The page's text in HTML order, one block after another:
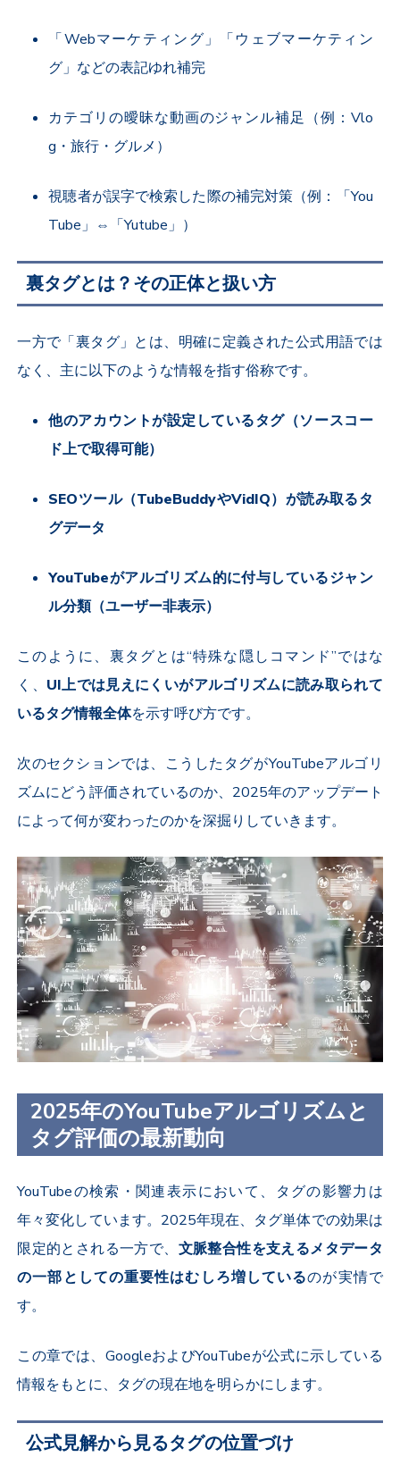
「Webマーケティング」「ウェブマーケティン
グ」などの表記ゆれ補完
カテゴリの曖昧な動画のジャンル補足（例：Vlo
g・旅行・グルメ）
視聴者が誤字で検索した際の補完対策（例：「You
Tube」⇔「Yutube」）
裏タグとは？その正体と扱い方
一方で「裏タグ」とは、明確に定義された公式用語では
なく、主に以下のような情報を指す俗称です。
他のアカウントが設定しているタグ（ソースコー
ド上で取得可能）
SEOツール（TubeBuddyやVidIQ）が読み取るタ
グデータ
YouTubeがアルゴリズム的に付与しているジャン
ル分類（ユーザー非表示）
このように、裏タグとは“特殊な隠しコマンド”ではな
く、 UI上では見えにくいがアルゴリズムに読み取られて
いるタグ情報全体を示す呼び方です。
次のセクションでは、こうしたタグがYouTubeアルゴリ
ズムにどう評価されているのか、2025年のアップデート
によって何が変わったのかを深掘りしていきます。
2025年のYouTubeアルゴリズムと
タグ評価の最新動向
YouTubeの検索・関連表示において、タグの影響力は
年々変化しています。2025年現在、タグ単体での効果は
限定的とされる一方で、 文脈整合性を支えるメタデータ
の一部としての重要性はむしろ増しているのが実情で
す。
この章では、GoogleおよびYouTubeが公式に示している
情報をもとに、タグの現在地を明らかにします。
公式見解から見るタグの位置づけ